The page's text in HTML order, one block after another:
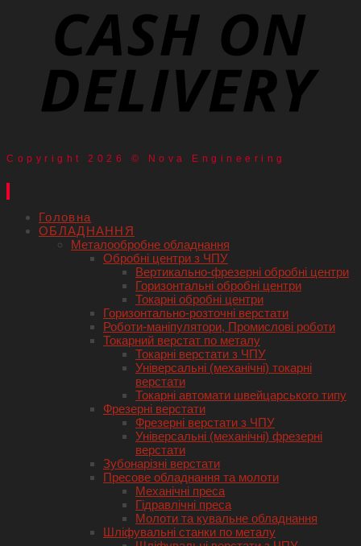
Copyright 2026 © Nova Engineering
Головна
ОБЛАДНАННЯ
Металообробне обладнання
Обробні центри з ЧПУ
Вертикально-фрезерні обробні центри
Горизонтальні обробні центри
Токарні обробні центри
Горизонтально-розточні верстати
Роботи-маніпулятори, Промислові роботи
Токарний верстат по металу
Токарні верстати з ЧПУ
Універсальні (механічні) токарні
верстати
Токарні автомати швейцарського типу
Фрезерні верстати
Фрезерні верстати з ЧПУ
Універсальні (механічні) фрезерні
верстати
Зубонарізні верстати
Пресове обладнання та молоти
Механічні преса
Гідравлічні преса
Молоти та кувальне обладнання
Шліфувальні станки по металу